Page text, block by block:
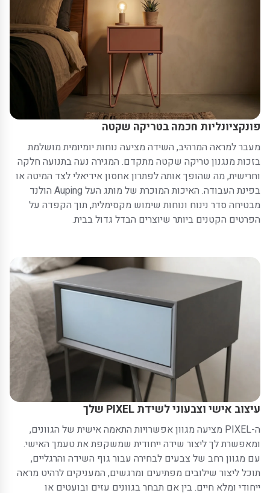
פונקציונליות חכמה בטריקה שקטה
מעבר למראה המרהיב, השידה מציעה נוחות יומיומית מושלמת
בזכות מנגנון טריקה שקטה מתקדם. המגירה נעה בתנועה חלקה
וחרישית, מה שהופך אותה לפתרון אחסון אידיאלי לצד המיטה או
בפינת העבודה. האיכות המוכרת של מותג העל Auping הולנד
מבטיחה סדר נינוח ונוחות שימוש מקסימלית, תוך הקפדה על
הפרטים הקטנים ביותר שיוצרים הבדל גדול בבית.
עיצוב אישי וצבעוני לשידת PIXEL שלך
ה-PIXEL מציעה מגוון אפשרויות התאמה אישית של הגוונים,
ומאפשרת לך ליצור שידה ייחודית שמשקפת את טעמך האישי.
עם מגוון רחב של צבעים לבחירה עבור גוף השידה והרגליים,
תוכל ליצור שילובים מפתיעים ומרגשים, המעניקים לרהיט מראה
ייחודי ומלא חיים. בין אם תבחר בגוונים עזים ובועטים או